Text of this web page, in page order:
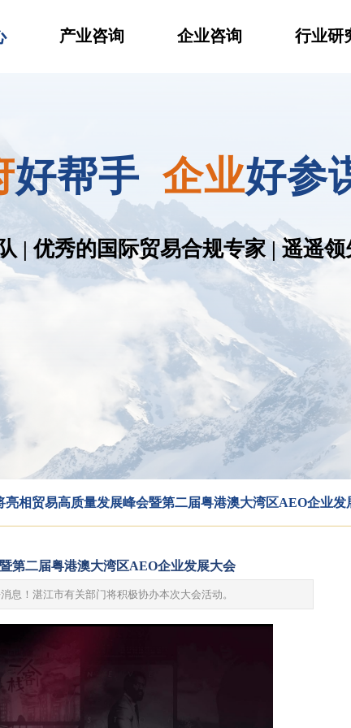
产业咨询 企业咨询 行业研
好帮手 企业好参
| 优秀的国际贸易合规专家 | 遥遥
亮相贸易高质量发展峰会暨第二届粤港澳大湾区AEO企业发
第二届粤港澳大湾区AEO企业发展大会
息！湛江市有关部门将积极协办本次大会活动。